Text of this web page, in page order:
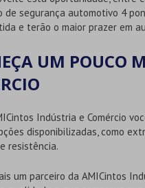
de segurança automotivo 4
e terão o maior prazer em
UM POUCO
Indústria e Comércio
disponibilizadas, como
resistência.
um parceiro da AMICintos